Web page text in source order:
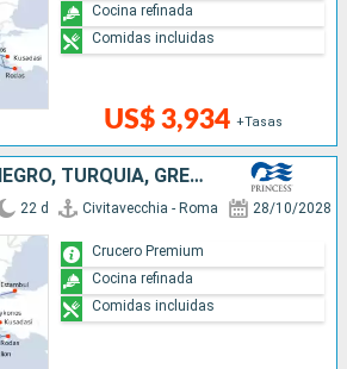
US$ 3,934 +Tasas
Cocina refinada
Comidas incluidas
CROACIA, MONTENEGRO, TURQUÍA, GRECIA, ITALIA
22 d Civitavecchia - Roma 28/10/2028
Crucero Premium
Cocina refinada
Comidas incluidas